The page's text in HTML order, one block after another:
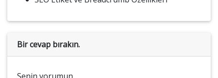
Bir cevap bırakın.